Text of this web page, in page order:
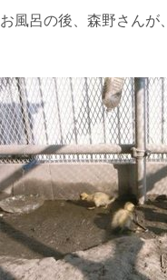
お風呂の後、森野さんが